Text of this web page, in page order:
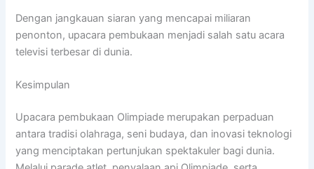
Dengan jangkauan siaran yang mencapai miliaran
penonton, upacara pembukaan menjadi salah satu acara
televisi terbesar di dunia.
Kesimpulan
Upacara pembukaan Olimpiade merupakan perpaduan
antara tradisi olahraga, seni budaya, dan inovasi teknologi
yang menciptakan pertunjukan spektakuler bagi dunia.